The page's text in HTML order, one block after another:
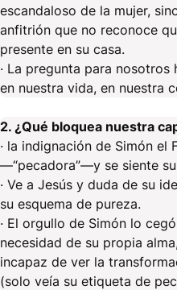
escandaloso de la mujer,
anfitrión que no reconoce
presente en su casa.
· La pregunta para nosotros
en nuestra vida, en nuestra
2. ¿Qué bloquea nuestra
· la indignación de Simón el
—“pecadora”—y se siente
· Ve a Jesús y duda de su
su esquema de pureza.
· El orgullo de Simón lo
necesidad de su propia
incapaz de ver la
(solo veía su etiqueta de